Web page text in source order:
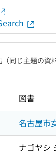
同じ主題の資
図書
名古屋市
ナゴヤシ